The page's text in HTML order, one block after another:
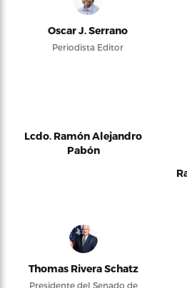
Oscar J. Serrano
Periodista Editor
Lcdo. Ramón Alejandro
Pabón
Thomas Rivera Schatz
Presidente del Senado de